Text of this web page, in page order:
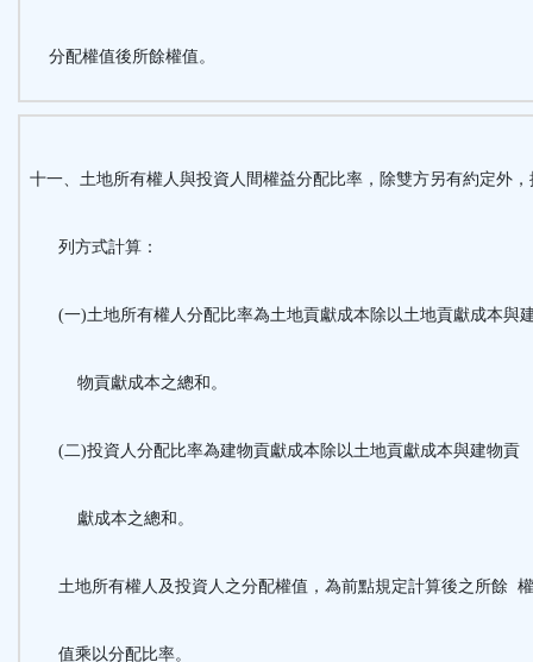
分配權值後所餘權值。
十一、土地所有權人與投資人間權益分配比率，除雙方另有約定外
列方式計算：
(一)土地所有權人分配比率為土地貢獻成本除以土地貢獻成本與
物貢獻成本之總和。
(二)投資人分配比率為建物貢獻成本除以土地貢獻成本與建物貢
獻成本之總和。
土地所有權人及投資人之分配權值，為前點規定計算後之所餘 權
值乘以分配比率。